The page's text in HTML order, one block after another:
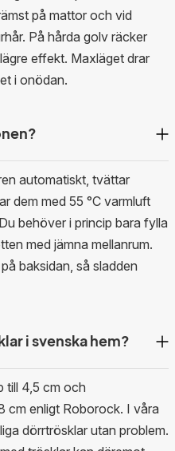
på mattor och vid
På hårda golv räcker
effekt. Maxläget drar
i onödan.
automatiskt, tvättar
dem med 55 °C varmluft
behöver i princip bara fylla
med jämna mellanrum.
baksidan, så sladden
i svenska hem?
till 4,5 cm och
cm enligt Roborock. I våra
dörrtrösklar utan problem.